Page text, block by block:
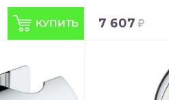
7 607